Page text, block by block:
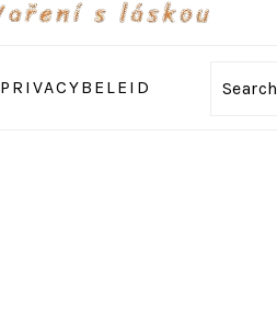
PRIVACYBELEID Search